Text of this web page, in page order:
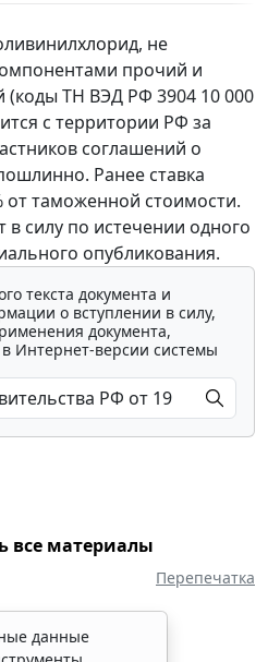
не
прочий и
ТН ВЭД РФ 3904 10 000
с территории РФ за
соглашений о
Ранее ставка
от таможенной стоимости.
в силу по истечении одного
опубликования.
текста документа и
о вступлении в силу,
документа,
Интернет-версии системы
все материалы
Перепечатка
данные